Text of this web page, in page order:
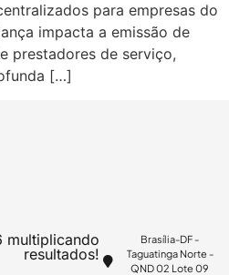
para empresas do
impacta a emissão de
prestadores de serviço,
[…]
multiplicando
resultados!
Brasília-DF -
Taguatinga Norte -
QND 02 Lote 09